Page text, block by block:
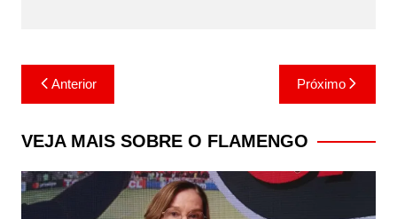
Navegação
de
Post
Anterior Próximo
VEJA MAIS SOBRE O FLAMENGO